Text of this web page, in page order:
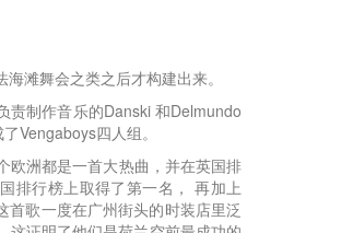
滩舞会之类之后才构建出来。
责制作音乐的Danski 和Delmundo
Vengaboys四人组。
欧洲都是一首大热曲，并在英国排
排行榜上取得了第一名， 再加上
首歌一度在广州街头的时装店里泛